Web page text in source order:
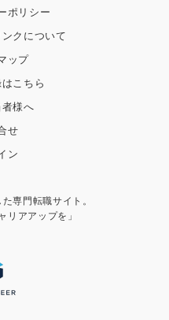
ポリシー
クについて
ップ
こちら
様へ
せ
ン
専門転職サイト。
リアアップを」